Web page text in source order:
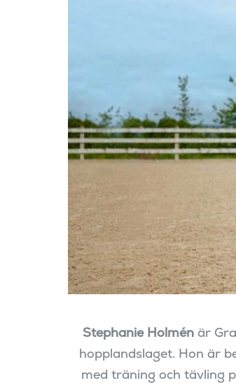
Stephanie Holménär
hopplandslaget. Hon är
med träning och tävling